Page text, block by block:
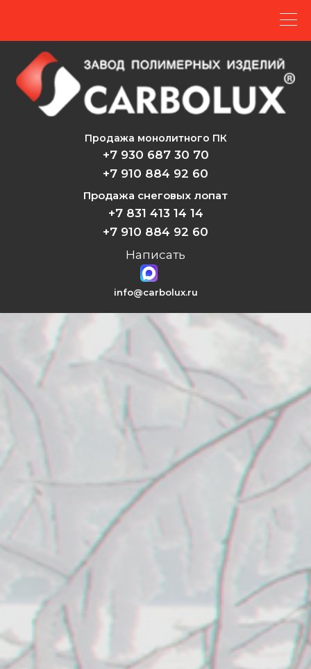
Продажа монолитного ПК
+7 930 687 30 70
+7 910 884 92 60
Продажа снеговых лопат
+7 831 413 14 14
+7 910 884 92 60
Написать
info@carbolux.ru